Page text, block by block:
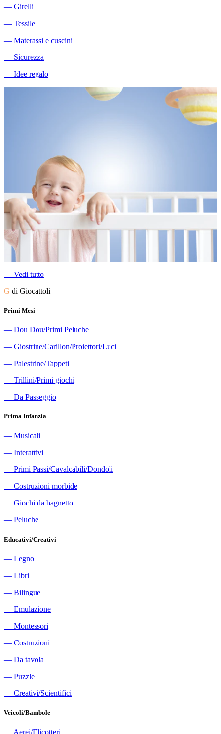
― Girelli
― Tessile
― Materassi e cuscini
― Sicurezza
― Idee regalo
― Vedi tutto
G di Giocattoli
Primi Mesi
― Dou Dou/Primi Peluche
― Giostrine/Carillon/Proiettori/Luci
― Palestrine/Tappeti
― Trillini/Primi giochi
― Da Passeggio
Prima Infanzia
― Musicali
― Interattivi
― Primi Passi/Cavalcabili/Dondoli
― Costruzioni morbide
― Giochi da bagnetto
― Peluche
Educativi/Creativi
― Legno
― Libri
― Bilingue
― Emulazione
― Montessori
― Costruzioni
― Da tavola
― Puzzle
― Creativi/Scientifici
Veicoli/Bambole
― Aerei/Elicotteri